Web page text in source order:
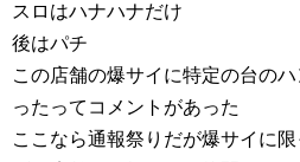
スロはハナハナだけ
後はパチ
この店舗の爆サイに特定の台の
ったってコメントがあった
ここなら通報祭りだが爆サイに